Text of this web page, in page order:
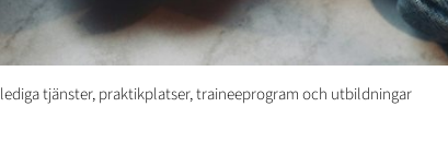
tjänster, praktikplatser, traineeprogram och utbildningar